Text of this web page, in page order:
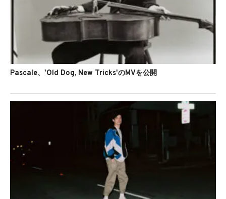
Pascale、'Old Dog, New Tricks'のMVを公開